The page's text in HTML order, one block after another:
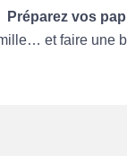
Préparez vos
et faire une